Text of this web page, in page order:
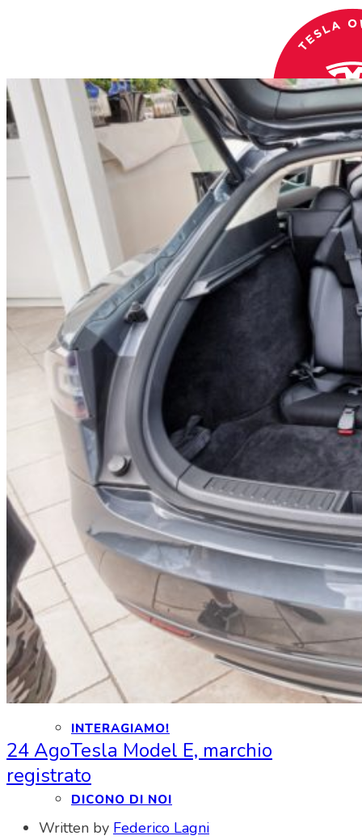
HOME
CHI SIAMO
CHI SIAMO
CONTATTI
INTERAGIAMO!
DICONO DI NOI
24 AgoTesla Model E, marchio
registrato
Written by Federico Lagni